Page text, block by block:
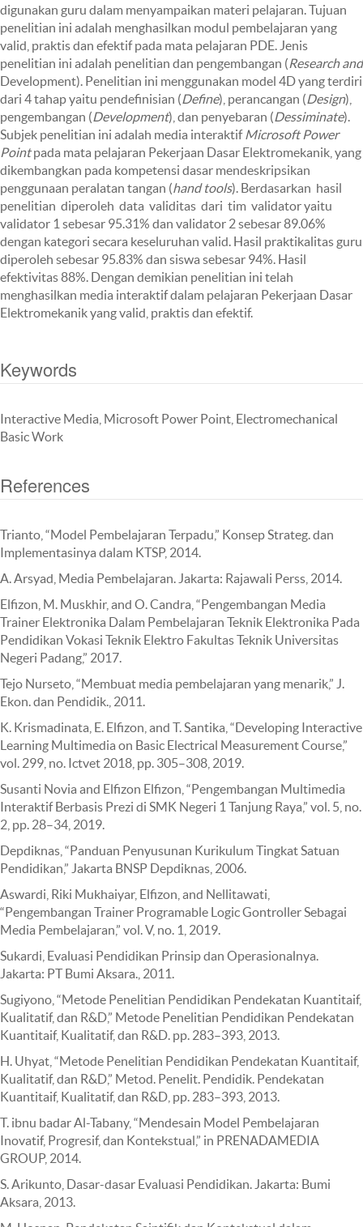
digunakan guru dalam menyampaikan materi pelajaran. Tujuan
penelitian ini adalah menghasilkan modul pembelajaran yang
valid, praktis dan efektif pada mata pelajaran PDE. Jenis
penelitian ini adalah penelitian dan pengembangan (Research and
Development). Penelitian ini menggunakan model 4D yang terdiri
dari 4 tahap yaitu pendefinisian (Define), perancangan (Design),
pengembangan (Development), dan penyebaran (Dessiminate).
Subjek penelitian ini adalah media interaktifMicrosoft Power
Pointpada mata pelajaran Pekerjaan Dasar Elektromekanik, yang
dikembangkan pada kompetensi dasar mendeskripsikan
penggunaan peralatan tangan (hand tools). Berdasarkan hasil
penelitian diperoleh data validitas dari tim validator yaitu
validator 1 sebesar 95.31% dan validator 2 sebesar 89.06%
dengan kategori secara keseluruhan valid. Hasil praktikalitas guru
diperoleh sebesar 95.83% dan siswa sebesar 94%. Hasil
efektivitas 88%. Dengan demikian penelitian ini telah
menghasilkan media interaktif dalam pelajaran Pekerjaan Dasar
Elektromekanik yang valid, praktis dan efektif.
Keywords
Interactive Media, Microsoft Power Point, Electromechanical
Basic Work
References
Trianto, “Model Pembelajaran Terpadu,” Konsep Strateg. dan
Implementasinya dalam KTSP, 2014.
A. Arsyad, Media Pembelajaran. Jakarta: Rajawali Perss, 2014.
Elfizon, M. Muskhir, and O. Candra, “Pengembangan Media
Trainer Elektronika Dalam Pembelajaran Teknik Elektronika Pada
Pendidikan Vokasi Teknik Elektro Fakultas Teknik Universitas
Negeri Padang,” 2017.
Tejo Nurseto, “Membuat media pembelajaran yang menarik,” J.
Ekon. dan Pendidik., 2011.
K. Krismadinata, E. Elfizon, and T. Santika, “Developing Interactive
Learning Multimedia on Basic Electrical Measurement Course,”
vol. 299, no. Ictvet 2018, pp. 305–308, 2019.
Susanti Novia and Elfizon Elfizon, “Pengembangan Multimedia
Interaktif Berbasis Prezi di SMK Negeri 1 Tanjung Raya,” vol. 5, no.
2, pp. 28–34, 2019.
Depdiknas, “Panduan Penyusunan Kurikulum Tingkat Satuan
Pendidikan,” Jakarta BNSP Depdiknas, 2006.
Aswardi, Riki Mukhaiyar, Elfizon, and Nellitawati,
“Pengembangan Trainer Programable Logic Gontroller Sebagai
Media Pembelajaran,” vol. V, no. 1, 2019.
Sukardi, Evaluasi Pendidikan Prinsip dan Operasionalnya.
Jakarta: PT Bumi Aksara., 2011.
Sugiyono, “Metode Penelitian Pendidikan Pendekatan Kuantitaif,
Kualitatif, dan R&D,” Metode Penelitian Pendidikan Pendekatan
Kuantitaif, Kualitatif, dan R&D. pp. 283–393, 2013.
H. Uhyat, “Metode Penelitian Pendidikan Pendekatan Kuantitaif,
Kualitatif, dan R&D,” Metod. Penelit. Pendidik. Pendekatan
Kuantitaif, Kualitatif, dan R&D, pp. 283–393, 2013.
T. ibnu badar Al-Tabany, “Mendesain Model Pembelajaran
Inovatif, Progresif, dan Kontekstual,” in PRENADAMEDIA
GROUP, 2014.
S. Arikunto, Dasar-dasar Evaluasi Pendidikan. Jakarta: Bumi
Aksara, 2013.